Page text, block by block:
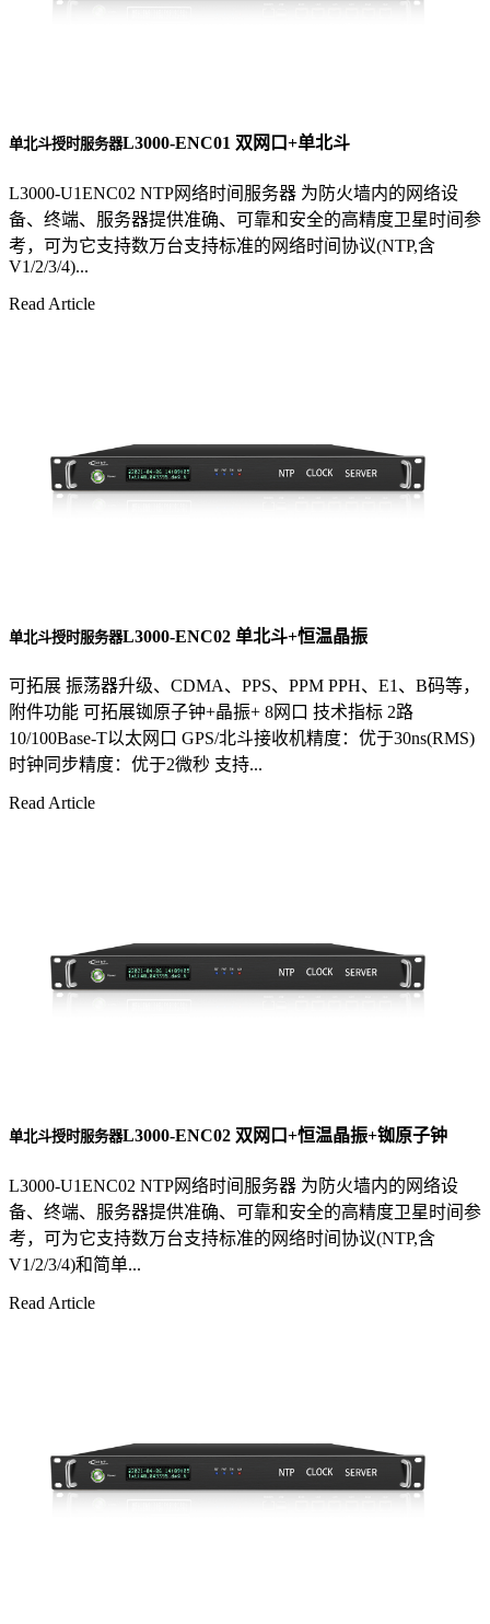
单北斗授时服务器L3000-ENC01 双网口+单北斗
L3000-U1ENC02 NTP网络时间服务器 为防火墙内的网络设
备、终端、服务器提供准确、可靠和安全的高精度卫星时间参
考，可为它支持数万台支持标准的网络时间协议(NTP,含
V1/2/3/4)...
Read Article
单北斗授时服务器L3000-ENC02 单北斗+恒温晶振
可拓展 振荡器升级、CDMA、PPS、PPM PPH、E1、B码等，
附件功能 可拓展铷原子钟+晶振+ 8网口 技术指标 2路
10/100Base-T以太网口 GPS/北斗接收机精度：优于30ns(RMS)
时钟同步精度：优于2微秒 支持...
Read Article
单北斗授时服务器L3000-ENC02 双网口+恒温晶振+铷原子钟
L3000-U1ENC02 NTP网络时间服务器 为防火墙内的网络设
备、终端、服务器提供准确、可靠和安全的高精度卫星时间参
考，可为它支持数万台支持标准的网络时间协议(NTP,含
V1/2/3/4)和简单...
Read Article